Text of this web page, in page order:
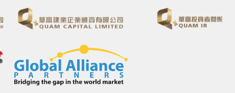
受的潛在損失。投資者亦應根據個人情況，仔細考慮
立專業建議。投資者作出任何投資決定前，應仔
則約束。
美局勢 #NVDA #分析 #策略 #美股 #微軟 #英偉達
熊證 #牛市 #熊市 #ETF #特朗普 #中美關係 #東升
文章只限付費用户查看
以月費任睇《天下第二倉